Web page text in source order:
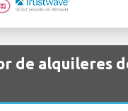
de alquileres